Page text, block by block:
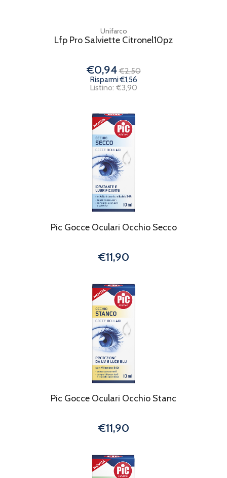
Unifarco
Lfp Pro Salviette Citronel10pz
€0,94 €2,50
Risparmi €1,56
Listino: €3,90
Pic Gocce Oculari Occhio Secco
€11,90
Pic Gocce Oculari Occhio Stanc
€11,90